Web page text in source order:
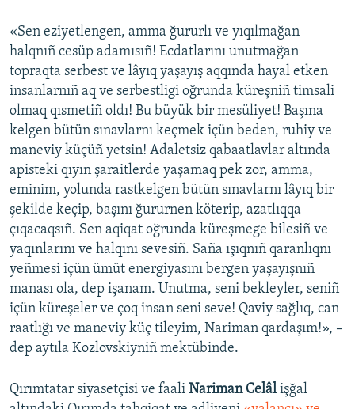
«Sen eziyetlengen, amma ğururlı ve yıqılmağan
halqnıñ cesüp adamısıñ! Ecdatlarını unutmağan
topraqta serbest ve lâyıq yaşayış aqqında hayal etken
insanlarnıñ aq ve serbestligi oğrunda küreşniñ timsali
olmaq qısmetiñ oldı! Bu büyük bir mesüliyet! Başına
kelgen bütün sınavlarnı keçmek içün beden, ruhiy ve
maneviy küçüñ yetsin! Adaletsiz qabaatlavlar altında
apisteki qıyın şaraitlerde yaşamaq pek zor, amma,
eminim, yolunda rastkelgen bütün sınavlarnı lâyıq bir
şekilde keçip, başını ğururnen köterip, azatlıqqa
çıqacaqsıñ. Sen aqiqat oğrunda küreşmege bilesiñ ve
yaqınlarını ve halqını sevesiñ. Saña ışıqnıñ qaranlıqnı
yeñmesi içün ümüt energiyasını bergen yaşayışnıñ
manası ola, dep işanam. Unutma, seni bekleyler, seniñ
içün küreşeler ve çoq insan seni seve! Qaviy sağlıq, can
raatlığı ve maneviy küç tileyim, Nariman qardaşım!», –
dep aytıla Kozlovskiyniñ mektübinde.
Qırımtatar siyasetçisi ve faali Nariman Celâlişğal